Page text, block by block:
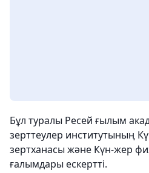
Бұл туралы Ресей ғылым
зерттеулер институтының
зертханасы және Күн-жер
ғалымдары ескертті.